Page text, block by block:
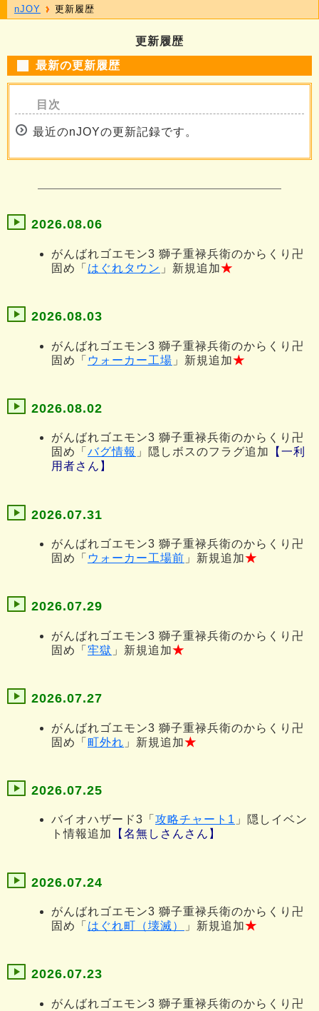
更新履歴
最新の更新履歴
最近のnJOYの更新記録です。
2026.08.06
がんばれゴエモン3 獅子重禄兵衛のからくり卍
固め「 はぐれタウン 」新規追加★
2026.08.03
がんばれゴエモン3 獅子重禄兵衛のからくり卍
固め「 ウォーカー工場 」新規追加★
2026.08.02
がんばれゴエモン3 獅子重禄兵衛のからくり卍
固め「 バグ情報 」隠しボスのフラグ追加
【一利
用者さん】
2026.07.31
がんばれゴエモン3 獅子重禄兵衛のからくり卍
固め「 ウォーカー工場前 」新規追加★
2026.07.29
がんばれゴエモン3 獅子重禄兵衛のからくり卍
固め「 牢獄 」新規追加★
2026.07.27
がんばれゴエモン3 獅子重禄兵衛のからくり卍
固め「 町外れ 」新規追加★
2026.07.25
バイオハザード3「 攻略チャート1 」隠しイベン
ト情報追加
【名無しさんさん】
2026.07.24
がんばれゴエモン3 獅子重禄兵衛のからくり卍
固め「 はぐれ町（壊滅） 」新規追加★
2026.07.23
がんばれゴエモン3 獅子重禄兵衛のからくり卍
nJOY 更新履歴